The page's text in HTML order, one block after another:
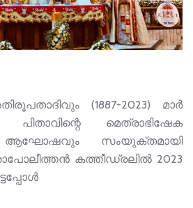
(1887-2023) മാർ
മെത്രാഭിഷേക
ആഘോഷവും സംയുക്തമായി
കത്തീഡ്രലിൽ 2023